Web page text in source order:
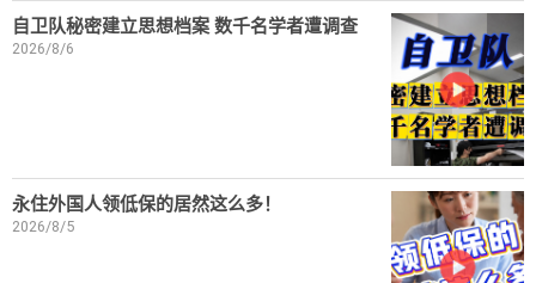
自卫队秘密建立思想档案 数千名学者遭调查
2026/8/6
永住外国人领低保的居然这么多！
2026/8/5